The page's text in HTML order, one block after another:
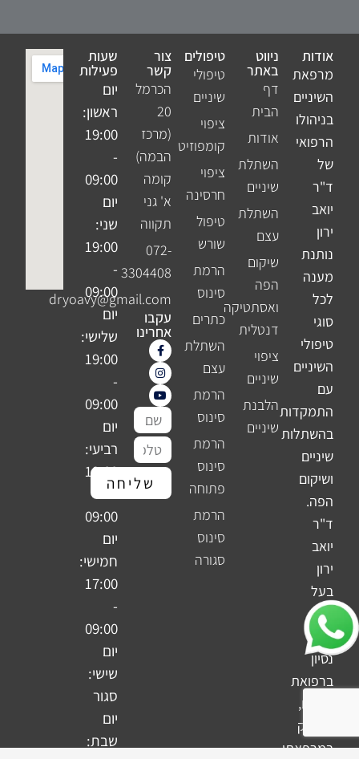
אודות
מרפאת
השיניים
בניהולו
הרפואי
של
ד"ר
יואב
ירון
נותנת
מענה
לכל
סוגי
טיפולי
השיניים
עם
התמקדות
בהשתלות
שיניים
ושיקום
הפה.
ד"ר
יואב
ירון
בעל
20
שנות
נסיון
ברפואת
שיניים,
מעסיק
במרפאתו
ניווט
באתר
דף
הבית
אודות
השתלת
שיניים
השתלת
עצם
שיקום
הפה
ואסתטיקה
דנטלית
ציפוי
שיניים
הלבנת
שיניים
טיפולים
טיפולי
שיניים
ציפוי
קומפוזיט
ציפוי
חרסינה
טיפול
שורש
הרמת
סינוס
כתרים
השתלת
עצם
הרמת
סינוס
הרמת
סינוס
פתוחה
הרמת
סינוס
סגורה
צור
קשר
הכרמל
20
(מרכז
הבמה)
קומה
א' גני
תקווה
072-
3304408
dryoavy@gmail.com
עקבו
אחרינו
F
a
c
e
b
o
o
k
-
f
I
n
s
t
a
g
r
a
m
Y
o
u
t
u
b
e
שם
מלא
טלפון
שליחה
שעות
פעילות
יום
ראשון:
19:00
-
09:00
יום
שני:
19:00
-
09:00
יום
שלישי:
19:00
-
09:00
יום
רביעי:
19:00
-
09:00
יום
חמישי:
17:00
-
09:00
יום
שישי:
סגור
יום
שבת: